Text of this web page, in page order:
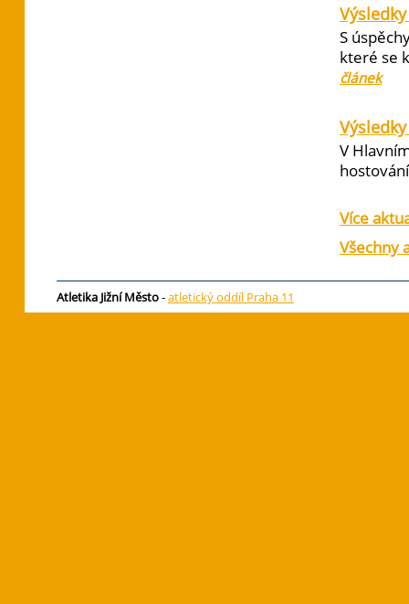
S
které se
článek
V
Více
Všechny
Atletika Jižní Město-atletický oddíl Praha 11